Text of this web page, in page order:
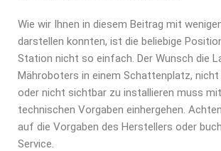
Wie wir Ihnen in diesem Beitrag mit
darstellen konnten, ist die beliebige
Station nicht so einfach. Der Wunsch die
Mähroboters in einem Schattenplatz,
oder nicht sichtbar zu installieren muss
technischen Vorgaben einhergehen.
auf die Vorgaben des Herstellers oder
Service.